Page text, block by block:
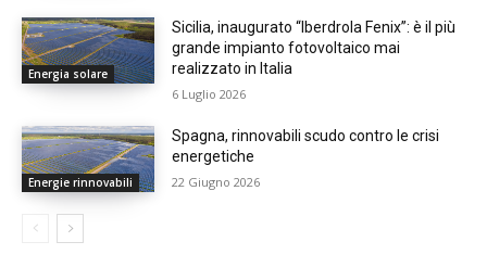
Energia solare
Sicilia, inaugurato “Iberdrola Fenix”: è il più
grande impianto fotovoltaico mai
realizzato in Italia
6 Luglio 2026
Energie rinnovabili
Spagna, rinnovabili scudo contro le crisi
energetiche
22 Giugno 2026